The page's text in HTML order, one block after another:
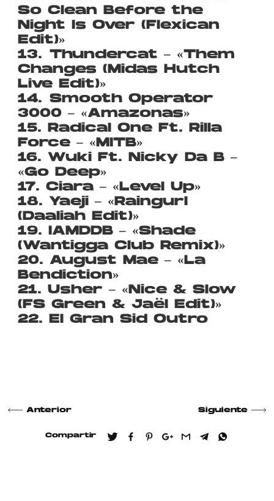
So Clean Before the
Night Is Over (Flexican
Edit)»
13. Thundercat – «Them
Changes (Midas Hutch
Live Edit)»
14. Smooth Operator
3000 – «Amazonas»
15. Radical One Ft. Rilla
Force – «MITB»
16. Wuki Ft. Nicky Da B –
«Go Deep»
17. Ciara – «Level Up»
18. Yaeji – «Raingurl
(Daaliah Edit)»
19. IAMDDB – «Shade
(Wantigga Club Remix)»
20. August Mae – «La
Bendiction»
21. Usher – «Nice & Slow
(FS Green & Jaël Edit)»
22. El Gran Sid Outro
Anterior Siguiente
Compartir